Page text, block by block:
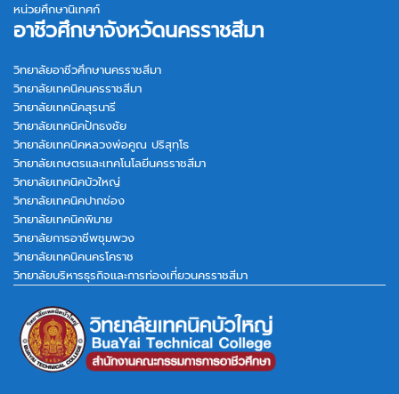
หน่วยศึกษานิเทศก์
อาชีวศึกษาจังหวัดนครราชสีมา
วิทยาลัยอาชีวศึกษานครราชสีมา
วิทยาลัยเทคนิคนครราชสีมา
วิทยาลัยเทคนิคสุรนารี
วิทยาลัยเทคนิคปักธงชัย
วิทยาลัยเทคนิคหลวงพ่อคูณ ปริสุทฺโธ
วิทยาลัยเกษตรและเทคโนโลยีนครราชสีมา
วิทยาลัยเทคนิคบัวใหญ่
วิทยาลัยเทคนิคปากช่อง
วิทยาลัยเทคนิคพิมาย
วิทยาลัยการอาชีพชุมพวง
วิทยาลัยเทคนิคนครโคราช
วิทยาลัยบริหารธุรกิจและการท่องเที่ยวนครราชสีมา